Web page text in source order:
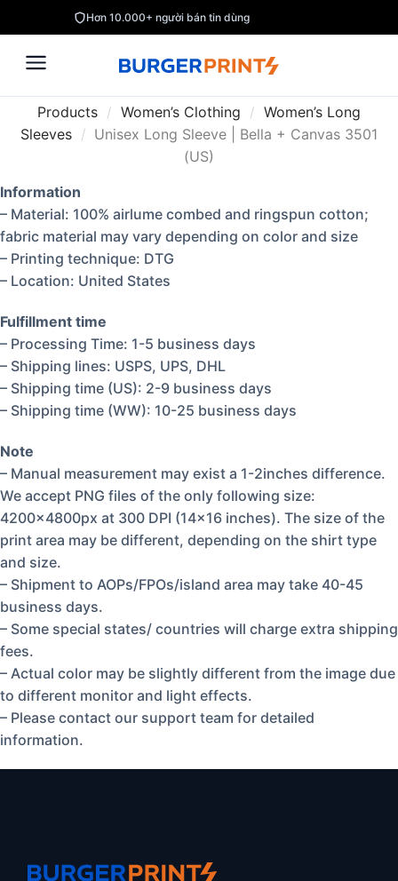
Hơn 10.000+ người bán tin dùng
Products / Women’s Clothing / Women’s Long
Sleeves / Unisex Long Sleeve | Bella + Canvas 3501
(US)
Information
– Material: 100% airlume combed and ringspun cotton;
fabric material may vary depending on color and size
– Printing technique: DTG
– Location: United States
Fulfillment time
– Processing Time: 1-5 business days
– Shipping lines: USPS, UPS, DHL
– Shipping time (US): 2-9 business days
– Shipping time (WW): 10-25 business days
Note
– Manual measurement may exist a 1-2inches difference.
We accept PNG files of the only following size:
4200x4800px at 300 DPI (14×16 inches). The size of the
print area may be different, depending on the shirt type
and size.
– Shipment to AOPs/FPOs/island area may take 40-45
business days.
– Some special states/ countries will charge extra shipping
fees.
– Actual color may be slightly different from the image due
to different monitor and light effects.
– Please contact our support team for detailed
information.